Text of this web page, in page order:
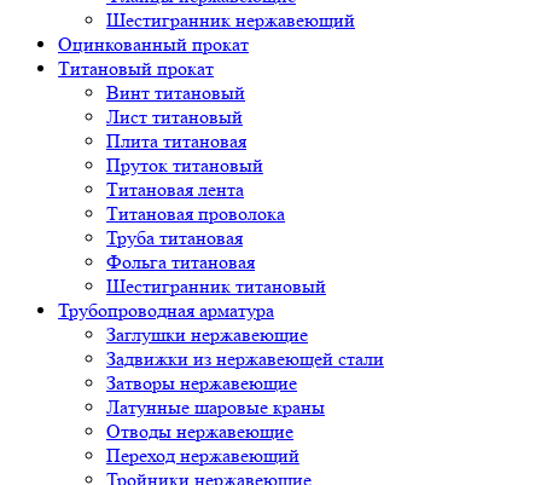
Шестигранник нержавеющий
Оцинкованный прокат
Титановый прокат
Винт титановый
Лист титановый
Плита титановая
Пруток титановый
Титановая лента
Титановая проволока
Труба титановая
Фольга титановая
Шестигранник титановый
Трубопроводная арматура
Заглушки нержавеющие
Задвижки из нержавеющей стали
Затворы нержавеющие
Латунные шаровые краны
Отводы нержавеющие
Переход нержавеющий
Тройники нержавеющие